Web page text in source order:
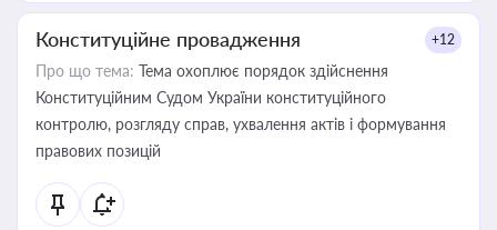
Конституційне провадження +12
Про що тема: Тема охоплює порядок здійснення
Конституційним Судом України конституційного
контролю, розгляду справ, ухвалення актів і формування
правових позицій